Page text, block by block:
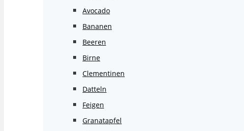
Avocado
Bananen
Beeren
Birne
Clementinen
Datteln
Feigen
Granatapfel